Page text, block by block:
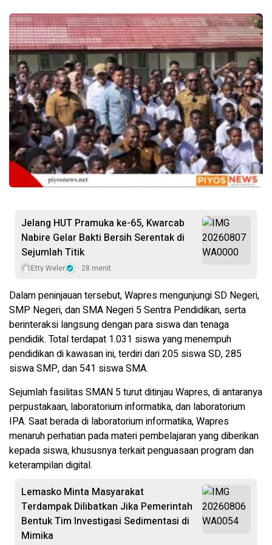
Jelang HUT Pramuka ke-65, Kwarcab
Nabire Gelar Bakti Bersih Serentak di
Sejumlah Titik
Etty Weler 28 menit
Dalam peninjauan tersebut, Wapres mengunjungi SD Negeri,
SMP Negeri, dan SMA Negeri 5 Sentra Pendidikan, serta
berinteraksi langsung dengan para siswa dan tenaga
pendidik. Total terdapat 1.031 siswa yang menempuh
pendidikan di kawasan ini, terdiri dari 205 siswa SD, 285
siswa SMP, dan 541 siswa SMA.
Sejumlah fasilitas SMAN 5 turut ditinjau Wapres, di antaranya
perpustakaan, laboratorium informatika, dan laboratorium
IPA. Saat berada di laboratorium informatika, Wapres
menaruh perhatian pada materi pembelajaran yang diberikan
kepada siswa, khususnya terkait penguasaan program dan
keterampilan digital.
Lemasko Minta Masyarakat
Terdampak Dilibatkan Jika Pemerintah
Bentuk Tim Investigasi Sedimentasi di
Mimika